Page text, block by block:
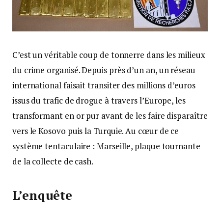
C’est un véritable coup de tonnerre dans les milieux
du crime organisé. Depuis près d’un an, un réseau
international faisait transiter des millions d’euros
issus du trafic de drogue à travers l’Europe, les
transformant en or pur avant de les faire disparaître
vers le Kosovo puis la Turquie. Au cœur de ce
système tentaculaire : Marseille, plaque tournante
de la collecte de cash.
L’enquête